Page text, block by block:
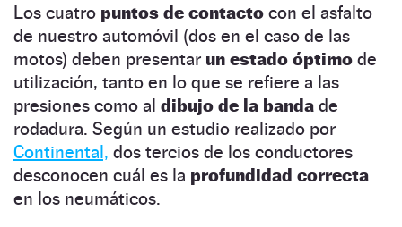
Los cuatro puntos de contacto con el asfalto
de nuestro automóvil (dos en el caso de las
motos) deben presentar un estado óptimo de
utilización, tanto en lo que se refiere a las
presiones como al dibujo de la banda de
rodadura. Según un estudio realizado por
Continental, dos tercios de los conductores
desconocen cuál es la profundidad correcta
en los neumáticos.